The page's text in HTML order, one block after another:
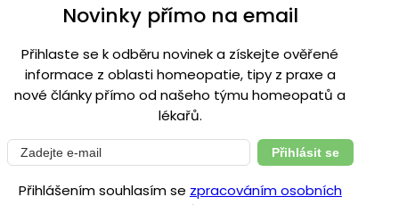
Novinky přímo na email
Přihlaste se k odběru novinek a získejte ověřené
informace z oblasti homeopatie, tipy z praxe a
nové články přímo od našeho týmu homeopatů a
lékařů.
Přihlásit se
Přihlášením souhlasím se zpracováním osobních